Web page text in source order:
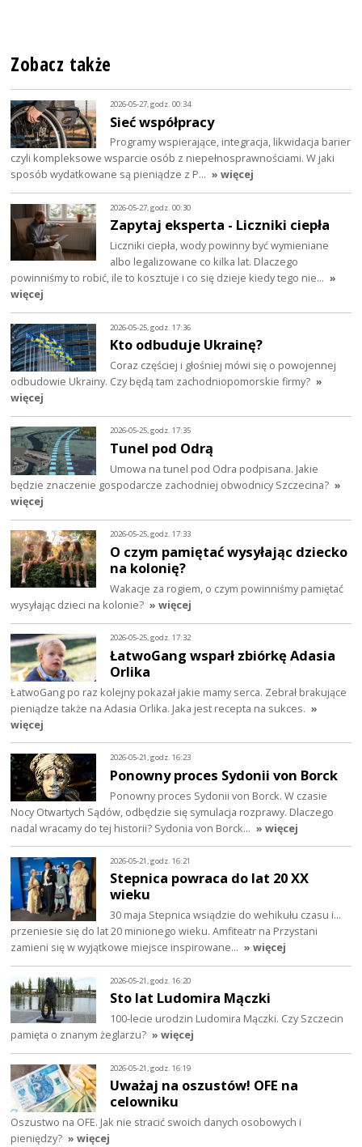
Zobacz także
2026-05-27, godz. 00:34
Sieć współpracy
Programy wspierające, integracja, likwidacja barier
czyli kompleksowe wsparcie osób z niepełnosprawnościami. W jaki
sposób wydatkowane są pieniądze z P… » więcej
2026-05-27, godz. 00:30
Zapytaj eksperta - Liczniki ciepła
Liczniki ciepła, wody powinny być wymieniane
albo legalizowane co kilka lat. Dlaczego
powinniśmy to robić, ile to kosztuje i co się dzieje kiedy tego nie… »
więcej
2026-05-25, godz. 17:36
Kto odbuduje Ukrainę?
Coraz częściej i głośniej mówi się o powojennej
odbudowie Ukrainy. Czy będą tam zachodniopomorskie firmy? »
więcej
2026-05-25, godz. 17:35
Tunel pod Odrą
Umowa na tunel pod Odra podpisana. Jakie
będzie znaczenie gospodarcze zachodniej obwodnicy Szczecina? »
więcej
2026-05-25, godz. 17:33
O czym pamiętać wysyłając dziecko
na kolonię?
Wakacje za rogiem, o czym powinniśmy pamiętać
wysyłając dzieci na kolonie? » więcej
2026-05-25, godz. 17:32
ŁatwoGang wsparł zbiórkę Adasia
Orlika
ŁatwoGang po raz kolejny pokazał jakie mamy serca. Zebrał brakujące
pieniądze także na Adasia Orlika. Jaka jest recepta na sukces. »
więcej
2026-05-21, godz. 16:23
Ponowny proces Sydonii von Borck
Ponowny proces Sydonii von Borck. W czasie
Nocy Otwartych Sądów, odbędzie się symulacja rozprawy. Dlaczego
nadal wracamy do tej historii? Sydonia von Borck… » więcej
2026-05-21, godz. 16:21
Stepnica powraca do lat 20 XX
wieku
30 maja Stepnica wsiądzie do wehikułu czasu i…
przeniesie się do lat 20 minionego wieku. Amfiteatr na Przystani
zamieni się w wyjątkowe miejsce inspirowane… » więcej
2026-05-21, godz. 16:20
Sto lat Ludomira Mączki
100-lecie urodzin Ludomira Mączki. Czy Szczecin
pamięta o znanym żeglarzu? » więcej
2026-05-21, godz. 16:19
Uważaj na oszustów! OFE na
celowniku
Oszustwo na OFE. Jak nie stracić swoich danych osobowych i
pieniędzy? » więcej